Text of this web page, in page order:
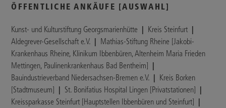
ÖFFENTLICHE ANKÄUFE [AUSWAHL]
Kunst- und Kulturstiftung Georgsmarienhütte | Kreis Steinfurt |
Aldegrever-Gesellschaft e.V. | Mathias-Stiftung Rheine [Jakobi-
Krankenhaus Rheine, Klinikum Ibbenbüren, Altenheim Maria Frieden
Mettingen, Paulinenkrankenhaus Bad Bentheim] |
Bauindustrieverband Niedersachsen-Bremen e.V. | Kreis Borken
[Stadtmuseum] | St. Bonifatius Hospital Lingen [Privatstationen] |
Kreissparkasse Steinfurt [Hauptstellen Ibbenbüren und Steinfurt] |